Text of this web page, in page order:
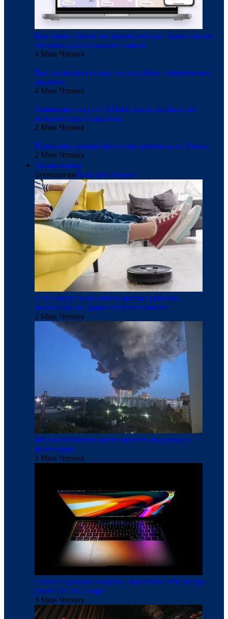
Как начать бизнес на маркетплейсах: практическое
обучение для успешного старта
4 Мин Чтения
Как принимать оплату из-за рубежа: современные
решения
4 Мин Чтения
Аналитики ждут от Alibaba роста прибыли по
итогам второго квартала
2 Мин Чтения
Появились первые фото электромобиля от Xiaomi
2 Мин Чтения
Технологии
ТехнологииПоказать больше
США могут ограничить импорт роботов-
пылесосов: все ради нацбезопасности
2 Мин Чтения
НПЗ и Wildberries могли попасть под атаку в
Волгограде
1 Мин Чтения
Gemini научился «видеть» экран Mac: что теперь
умеет ИИ от Google
3 Мин Чтения